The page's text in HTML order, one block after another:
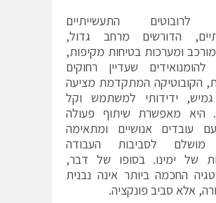
לרובוטים התעשייתיים
הדורשים מרחב גדול,
ומערכות בטיחות מקיפות,
להומנואידים שעדיין רחוקים
הקובוטיקה המתקדמת מציעה
גמיש, ידידותי למשתמש וקל
היא מאפשרת שיתוף פעולה
עובדים אנושיים ומתאימה
מושלם לסביבות העבודה
של ימינו. בסופו של דבר,
החכמה ביותר אינה נבנית
אלא סביב פונקציה.